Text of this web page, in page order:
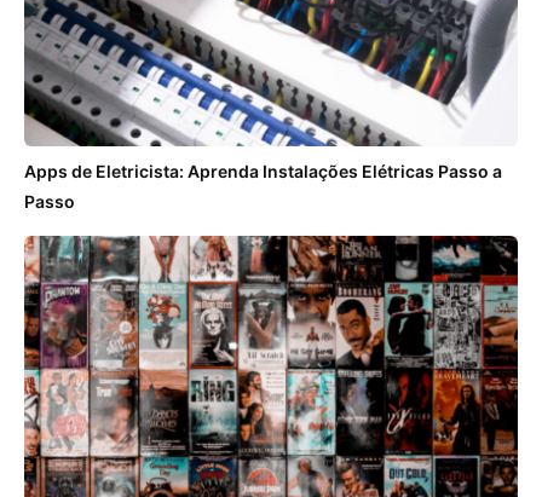
Apps de Eletricista: Aprenda Instalações Elétricas Passo a
Passo